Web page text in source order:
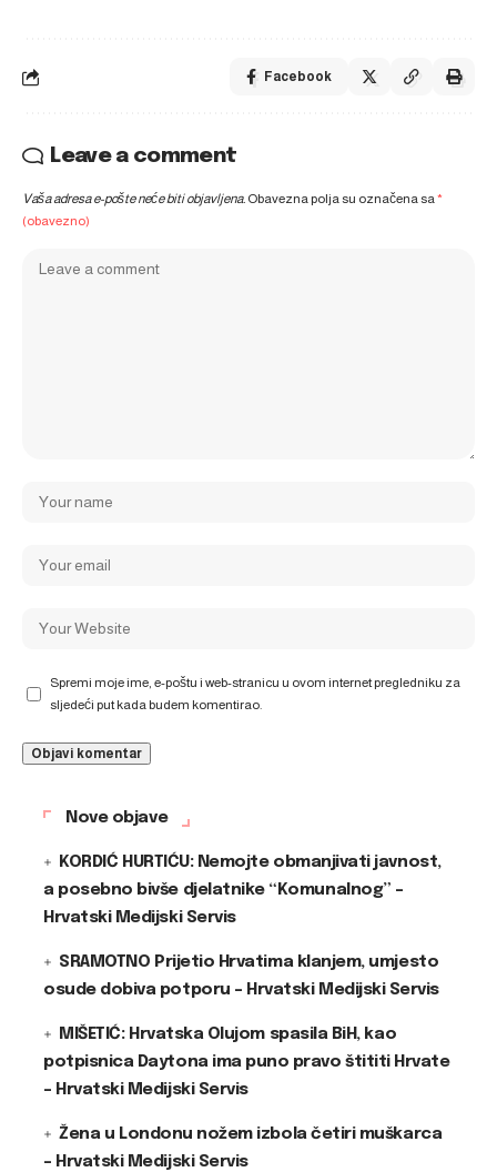
Facebook
Leave a comment
Vaša adresa e-pošte neće biti objavljena. Obavezna polja su označena sa*
(obavezno)
Spremi moje ime, e-poštu i web-stranicu u ovom internet pregledniku za
sljedeći put kada budem komentirao.
Nove objave
KORDIĆ HURTIĆU: Nemojte obmanjivati javnost,
a posebno bivše djelatnike “Komunalnog” –
Hrvatski Medijski Servis
SRAMOTNO Prijetio Hrvatima klanjem, umjesto
osude dobiva potporu – Hrvatski Medijski Servis
MIŠETIĆ: Hrvatska Olujom spasila BiH, kao
potpisnica Daytona ima puno pravo štititi Hrvate
– Hrvatski Medijski Servis
Žena u Londonu nožem izbola četiri muškarca
– Hrvatski Medijski Servis